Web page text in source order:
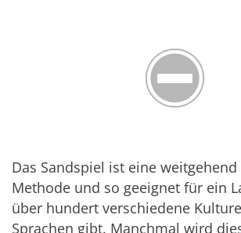
Das Sandspiel ist eine
Methode und so geeignet für ein
über hundert verschiedene
Sprachen gibt. Manchmal wird